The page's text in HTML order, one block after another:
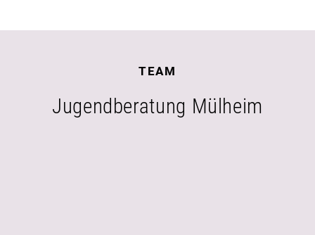
TEAM
Jugendberatung Mülheim